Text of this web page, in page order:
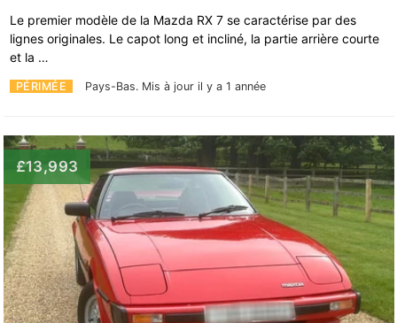
PÉRIMÉE Pays-Bas. Mis à jour il y a 1 année
Le premier modèle de la Mazda RX 7 se caractérise par des
lignes originales. Le capot long et incliné, la partie arrière courte
et la …
£13,993